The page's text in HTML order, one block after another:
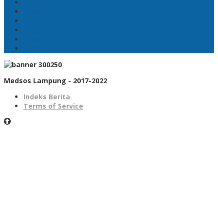
Medsos Lampung - 2017-2022
Indeks Berita
Terms of Service